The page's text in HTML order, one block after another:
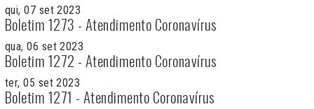
qui, 07 set 2023
Boletim 1273 - Atendimento Coronavírus
qua, 06 set 2023
Boletim 1272 - Atendimento Coronavírus
ter, 05 set 2023
Boletim 1271 - Atendimento Coronavírus